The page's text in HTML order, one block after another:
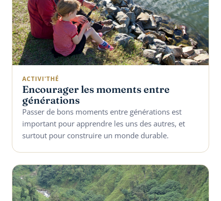
ACTIVI'THÉ
Encourager les moments entre
générations
Passer de bons moments entre générations est
important pour apprendre les uns des autres, et
surtout pour construire un monde durable.